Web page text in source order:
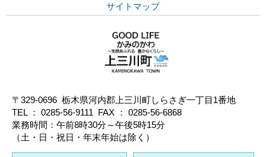
サイトマップ
〒329-0696 栃木県河内郡上三川町しらさぎ一丁目1番地
TEL ： 0285-56-9111 FAX ： 0285-56-6868
業務時間：午前8時30分～午後5時15分
（土・日・祝日・年末年始は除く）